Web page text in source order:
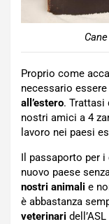
Proprio come
necessario
all’estero. Trattasi
nostri amici a 4
lavoro nei paesi
Il passaporto per
nuovo paese
nostri animali e
è abbastanza
veterinari